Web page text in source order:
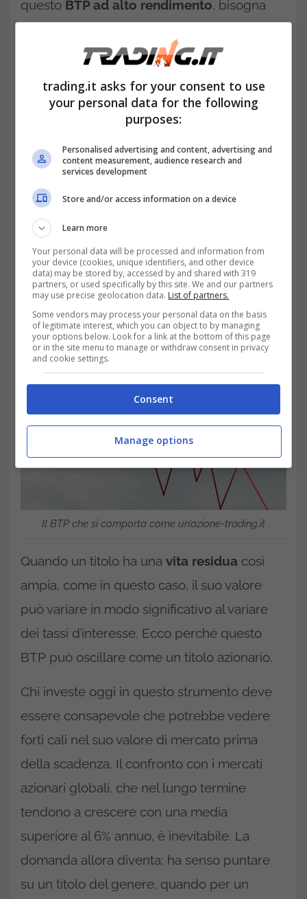
questo BTP ad alto rendimento, bisogna
cifra bassa rispetto al valore nominale, che
prezzo riflette anche il rischio legato alla
lunghissima scadenza.
Il BTP che si comporta come un’azione-trading.it
Quando un titolo ha una vita residua così
ampia, come in questo caso, il suo valore
può variare in modo significativo al variare
dei tassi d’interesse. Ecco perché questo
BTP può oscillare come un titolo azionario.
Chi investe oggi in questo strumento deve
essere consapevole che potrebbe vedere
forti cali nel suo valore di mercato prima
della scadenza. Il confronto con i mercati
azionari globali, che nel lungo termine
tendono a crescere con una media
superiore al 6% annuo, è inevitabile. La
domanda allora diventa: ha senso puntare
su un titolo del genere, quando per un
trading.it asks for your consent to use
your personal data for the following
purposes:
Personalised advertising and content, advertising and
content measurement, audience research and
services development
Store and/or access information on a device
Learn more
Your personal data will be processed and information from
your device (cookies, unique identifiers, and other device
data) may be stored by, accessed by and shared with 319
partners, or used specifically by this site. We and our partners
may use precise geolocation data. List of partners.
Some vendors may process your personal data on the basis
of legitimate interest, which you can object to by managing
your options below. Look for a link at the bottom of this page
or in the site menu to manage or withdraw consent in privacy
and cookie settings.
Consent
Manage options